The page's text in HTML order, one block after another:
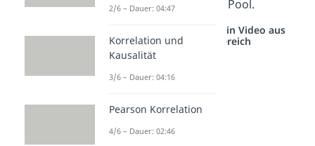
2.000 LiterWasser im Pool.
Studyflix vernetzt: Hier ein Video aus
einem anderen Bereich
2/6 – Dauer: 04:47
Korrelation und
Kausalität
3/6 – Dauer: 04:16
Pearson Korrelation
4/6 – Dauer: 02:46